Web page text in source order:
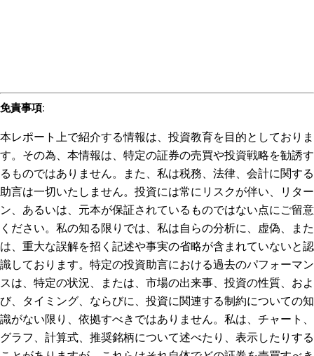
免責事項:
本レポート上で紹介する情報は、投資教育を目的としておりま
す。その為、本情報は、特定の証券の売買や投資戦略を勧誘す
るものではありません。また、私は税務、法律、会計に関する
助言は一切いたしません。投資には常にリスクが伴い、リター
ン、あるいは、元本が保証されているものではない点にご留意
ください。私の知る限りでは、私は自らの分析に、虚偽、また
は、重大な誤解を招く記述や事実の省略が含まれていないと認
識しております。特定の投資助言における過去のパフォーマン
スは、特定の状況、または、市場の出来事、投資の性質、およ
び、タイミング、ならびに、投資に関連する制約についての知
識がない限り、依拠すべきではありません。私は、チャート、
グラフ、計算式、推奨銘柄について述べたり、表示したりする